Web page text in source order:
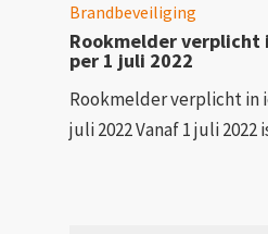
Brandbeveiliging
Rookmelder verplicht
per 1 juli 2022
Rookmelder verplicht in
juli 2022 Vanaf 1 juli 2022